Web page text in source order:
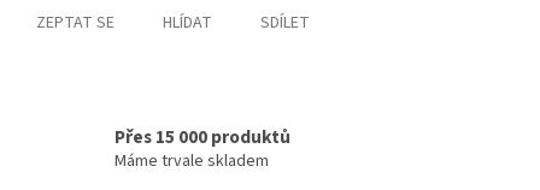
ZEPTAT SE HLÍDAT SDÍLET
Přes 15 000 produktů
Máme trvale skladem